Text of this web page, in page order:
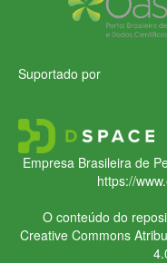
Suportado por
Empresa Brasileira de
https://
O conteúdo do
Creative Commons